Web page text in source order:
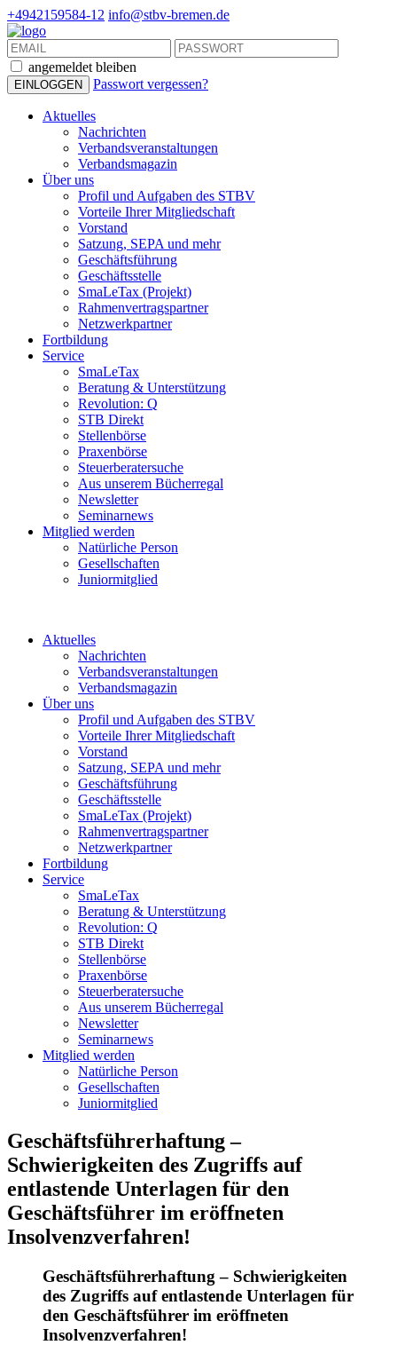
+4942159584-12 info@stbv-bremen.de
angemeldet bleiben
Passwort vergessen?
Aktuelles
Nachrichten
Verbandsveranstaltungen
Verbandsmagazin
Über uns
Profil und Aufgaben des STBV
Vorteile Ihrer Mitgliedschaft
Vorstand
Satzung, SEPA und mehr
Geschäftsführung
Geschäftsstelle
SmaLeTax (Projekt)
Rahmenvertragspartner
Netzwerkpartner
Fortbildung
Service
SmaLeTax
Beratung & Unterstützung
Revolution: Q
STB Direkt
Stellenbörse
Praxenbörse
Steuerberatersuche
Aus unserem Bücherregal
Newsletter
Seminarnews
Mitglied werden
Natürliche Person
Gesellschaften
Juniormitglied
Aktuelles
Nachrichten
Verbandsveranstaltungen
Verbandsmagazin
Über uns
Profil und Aufgaben des STBV
Vorteile Ihrer Mitgliedschaft
Vorstand
Satzung, SEPA und mehr
Geschäftsführung
Geschäftsstelle
SmaLeTax (Projekt)
Rahmenvertragspartner
Netzwerkpartner
Fortbildung
Service
SmaLeTax
Beratung & Unterstützung
Revolution: Q
STB Direkt
Stellenbörse
Praxenbörse
Steuerberatersuche
Aus unserem Bücherregal
Newsletter
Seminarnews
Mitglied werden
Natürliche Person
Gesellschaften
Juniormitglied
Geschäftsführerhaftung –
Schwierigkeiten des Zugriffs auf
entlastende Unterlagen für den
Geschäftsführer im eröffneten
Insolvenzverfahren!
Geschäftsführerhaftung – Schwierigkeiten
des Zugriffs auf entlastende Unterlagen für
den Geschäftsführer im eröffneten
Insolvenzverfahren!